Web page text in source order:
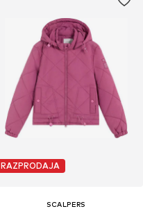
RAZPRODAJA
SCALPERS